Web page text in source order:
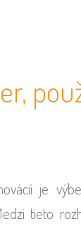
je
tieto